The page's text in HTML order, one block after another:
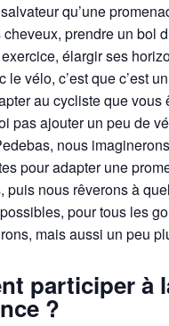
qu’une
prendre un bol
élargir ses
le vélo, c’est que c’est
au cycliste que vous
pas ajouter un peu de
nous
pour adapter une
puis nous rêverons à
pour tous les
mais aussi un peu
participer à
?